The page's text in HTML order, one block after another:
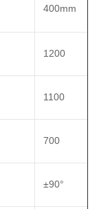
400mm
1200
1100
700
±90°